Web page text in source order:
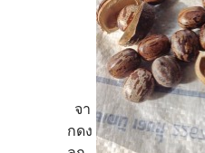
จา
กดง